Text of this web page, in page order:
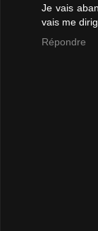
Je vais
vais me
Répondre